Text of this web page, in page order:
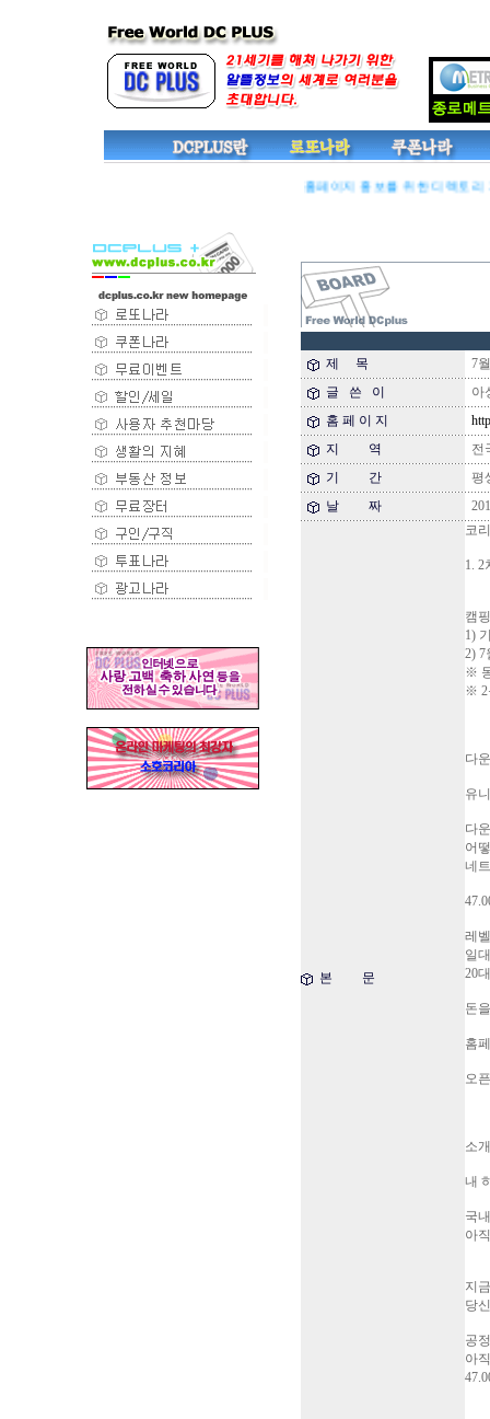
홈페이지 홍보를 위한 디렉토리
제 목
7
글 쓴 이
아
홈 페 이 지
지 역
전
기 간
평
날 짜
본 문
코
1. 2
캠
1)
2) 7
※
※ 2
다
유
다
어
네
레
일
20
돈
홈
오
소
내
국
아
지
당
공
아